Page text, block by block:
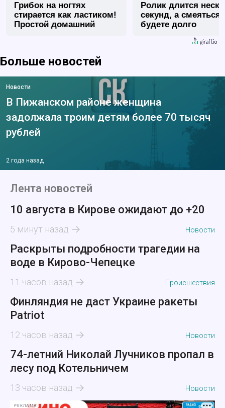
Грибок на ногтях
стирается как ластиком!
Простой домашний
Ролик длится
секунд, а смеяться
будете долго
Больше новостей
Новости
В Пижанском районе женщина
задолжала троим детям более 70 тысяч
рублей
2 года назад
Лента новостей
10 августа в Кирове ожидают до +20
5 минут назад Новости
Раскрыты подробности трагедии на
воде в Кирово-Чепецке
11 часов назад Происшествия
Финляндия не даст Украине ракеты
Patriot
12 часов назад Новости
74-летний Николай Лучников пропал в
лесу под Котельничем
13 часов назад Новости
РЕКЛАМА